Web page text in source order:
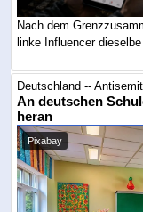
Nach dem
linke Influencer dieselbe
Deutschland --
An deutschen
heran
Pixabay